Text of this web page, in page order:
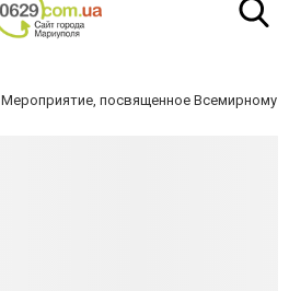
Мероприятие, посвященное Всемирному